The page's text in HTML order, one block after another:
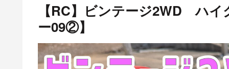
【RC】ビンテージ2WD ハ
ー09②】